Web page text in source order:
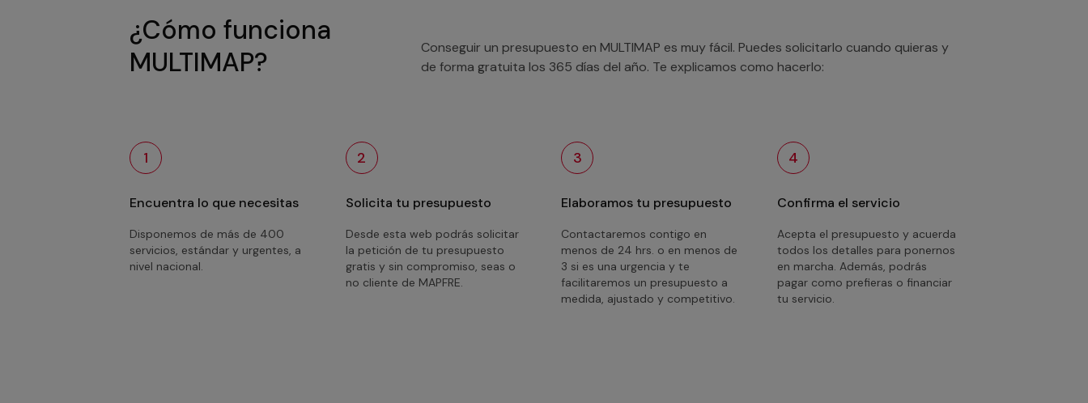
¿Cómo funciona
MULTIMAP?
Conseguir un presupuesto en MULTIMAP es muy fácil. Puedes solicitarlo cuando quieras y
de forma gratuita los 365 días del año. Te explicamos como hacerlo:
1
Encuentra lo que necesitas
Disponemos de más de 400
servicios, estándar y urgentes, a
nivel nacional.
2
Solicita tu presupuesto
Desde esta web podrás solicitar
la petición de tu presupuesto
gratis y sin compromiso, seas o
no cliente de MAPFRE.
3
Elaboramos tu presupuesto
Contactaremos contigo en
menos de 24 hrs. o en menos de
3 si es una urgencia y te
facilitaremos un presupuesto a
medida, ajustado y competitivo.
4
Confirma el servicio
Acepta el presupuesto y acuerda
todos los detalles para ponernos
en marcha. Además, podrás
pagar como prefieras o financiar
tu servicio.